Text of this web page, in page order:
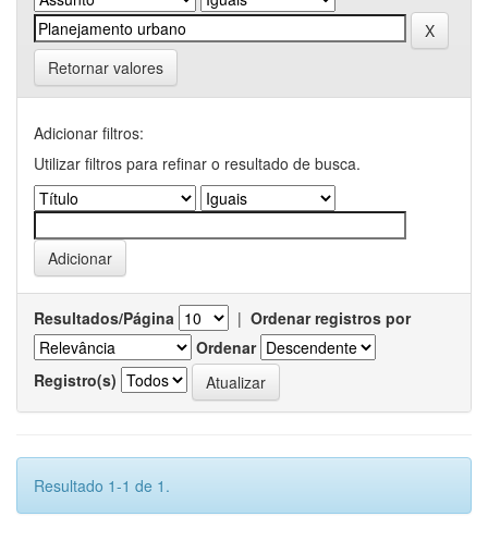
Retornar valores
Adicionar filtros:
Utilizar filtros para refinar o resultado de busca.
Resultados/Página | Ordenar registros por
Ordenar
Registro(s)
Resultado 1-1 de 1.